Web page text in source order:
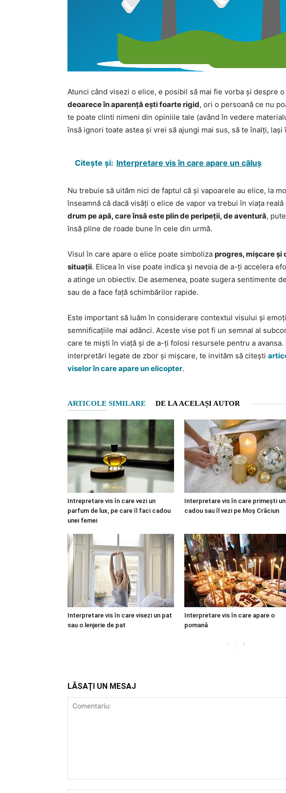
Atunci când visezi o elice, e posibil să mai fie vorba și despre o
deoarece în aparență ești foarte rigid, ori o persoană ce nu
te poate clinti nimeni din opiniile tale (având în vedere
însă ignori toate astea și vrei să ajungi mai sus, să te înalți,
Citește și: Interpretare vis în care apare un căluș
Nu trebuie să uităm nici de faptul că și vapoarele au elice, la
înseamnă că dacă visăți o elice de vapor va trebui în viața reală
drum pe apă, care însă este plin de peripeții, de aventură,
însă pline de roade bune în cele din urmă.
Visul în care apare o elice poate simboliza progres, mișcare și
situații. Elicea în vise poate indica și nevoia de a-ți accelera
a atinge un obiectiv. De asemenea, poate sugera sentimente
sau de a face față schimbărilor rapide.
Este important să luăm în considerare contextul visului și
semnificațiile mai adânci. Aceste vise pot fi un semnal al
care te miști în viață și de a-ți folosi resursele pentru a
interpretări legate de zbor și mișcare, te invităm să citești
viselor în care apare un elicopter.
ARTICOLE SIMILARE DE LA ACELAȘI AUTOR
Intrepretare vis în care vezi un
parfum de lux, pe care îl faci cadou
unei femei
Interpretare vis în care primești un
cadou sau îl vezi pe Moș Crăciun
Interpretare vis în care visezi un pat
sau o lenjerie de pat
Interpretare vis în care apare o
pomană
LĂSAȚI UN MESAJ